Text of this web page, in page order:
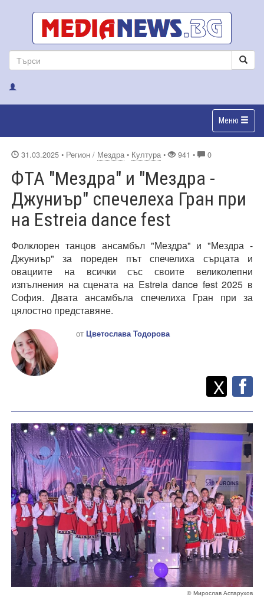
Меню
31.03.2025 • Регион / Мездра • Култура • 941 • 0
ФТА "Мездра" и "Мездра -
Джуниър" спечелеха Гран при
на Estreia dance fest
Фолклорен танцов ансамбъл "Мездра" и "Мездра -
Джуниър" за пореден път спечелиха сърцата и
овациите на всички със своите великолепни
изпълнения на сцената на Estreia dance fest 2025 в
София. Двата ансамбъла спечелиха Гран при за
цялостно представяне.
от Цветослава Тодорова
Споделете
X
© Мирослав Аспарухов